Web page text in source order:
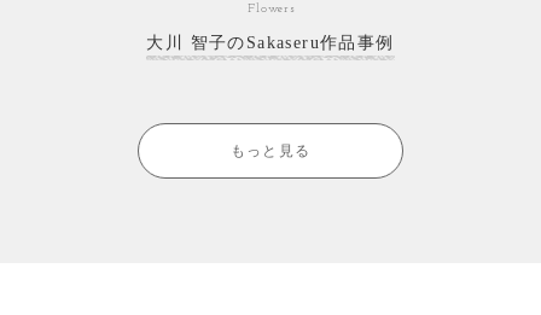
Flowers
大川 智子のSakaseru作品事例
もっと見る